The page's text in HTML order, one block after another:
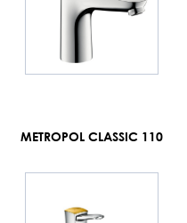
METROPOL CLASSIC 110